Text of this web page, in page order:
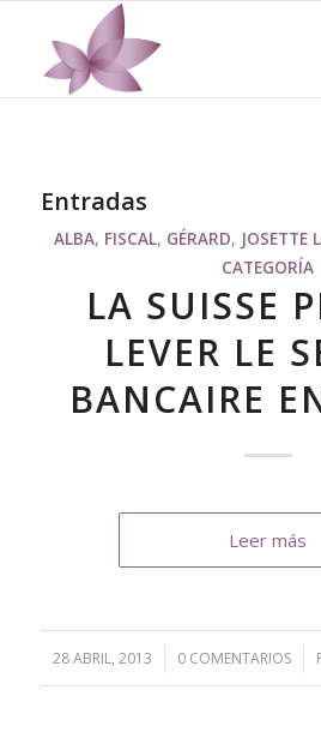
Entradas
ALBA, FISCAL, GÉRARD, JOSETTE
CATEGORÍA
LA SUISSE
LEVER LE
BANCAIRE
Leer más
28 ABRIL, 2013
/ 0 COMENTARIOS
/